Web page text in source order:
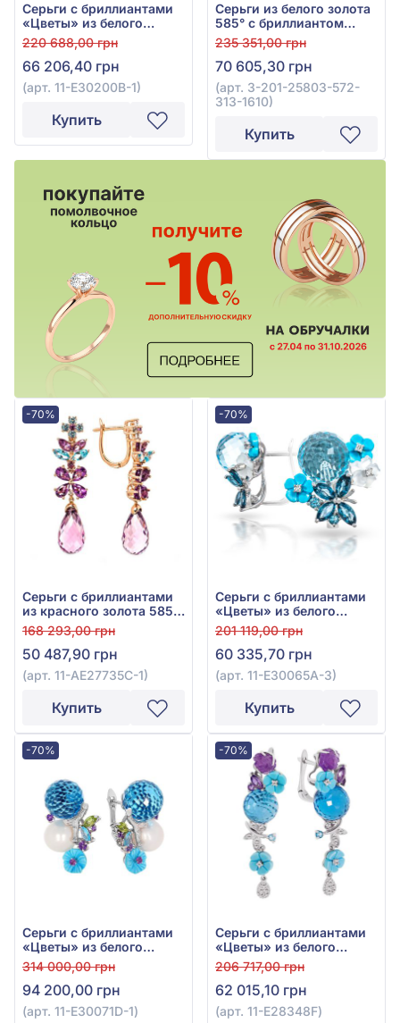
Серьги с бриллиантами
«Цветы» из белого
золота 585° с
бриллиантом 0,14ct,
топазом Sky Blue 0,15ct,
жемчугом, аметистом
2,44ct, бирюзой 1,3ct,
перламутром 1,68ct, арт.
220 688,00 грн
66 206,40 грн
(арт. 11-Е30200В-1)
Купить
Серьги из белого золота
585° с бриллиантом
0,51ct, голубым топазом
Swiss Blue 0,72ct и
сиреневым аметистом
0,63ct, арт. 3-201-25803-
572-313-1610
235 351,00 грн
70 605,30 грн
(арт. 3-201-25803-572-
313-1610)
Купить
-70%
Серьги с бриллиантами
из красного золота 585°,
Бриллиант 0,01ct, Топаз
Sky Blue 0,98ct, Аметист
10,26ct, арт. 11-
АЕ27735С-1
168 293,00 грн
50 487,90 грн
(арт. 11-АЕ27735С-1)
Купить
-70%
Серьги с бриллиантами
«Цветы» из белого
золота 585° с
бриллиантом 0,06ct,
топазом Sky Blue 17,22ct,
бирюзой 1,46ct и
перламутром 0,55ct, арт.
201 119,00 грн
60 335,70 грн
(арт. 11-Е30065А-3)
Купить
-70%
Серьги с бриллиантами
«Цветы» из белого
золота 585° с топазом
Sky Blue 25,79ct,
культивированным
пресноводным
жемчугом, аметистом
314 000,00 грн
94 200,00 грн
(арт. 11-Е30071D-1)
-70%
Серьги с бриллиантами
«Цветы» из белого
золота 585° с
бриллиантом 0,17ct,
топазом Sky Blue 14,44ct,
аметистом 1,58ct и
бирюзой 2,09ct, арт. 11-
206 717,00 грн
62 015,10 грн
(арт. 11-Е28348F)